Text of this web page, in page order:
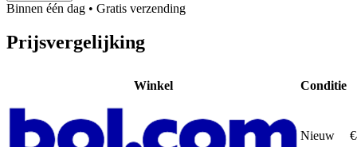
Binnen één dag • Gratis verzending
Prijsvergelijking
Winkel Conditie
Nieuw